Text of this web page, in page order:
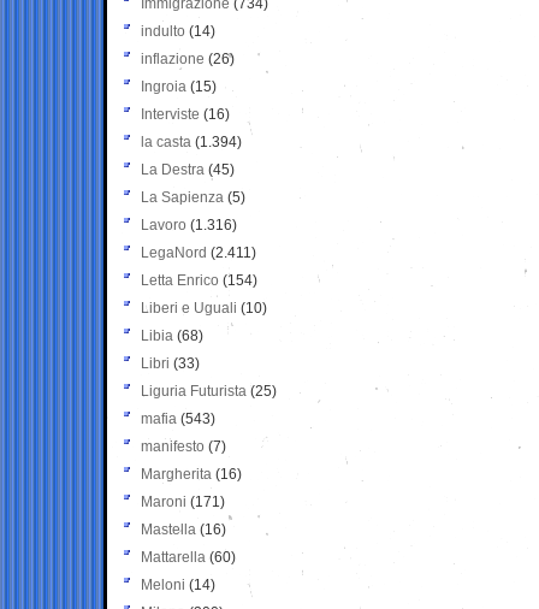
Immigrazione (734)
indulto (14)
inflazione (26)
Ingroia (15)
Interviste (16)
la casta (1.394)
La Destra (45)
La Sapienza (5)
Lavoro (1.316)
LegaNord (2.411)
Letta Enrico (154)
Liberi e Uguali (10)
Libia (68)
Libri (33)
Liguria Futurista (25)
mafia (543)
manifesto (7)
Margherita (16)
Maroni (171)
Mastella (16)
Mattarella (60)
Meloni (14)